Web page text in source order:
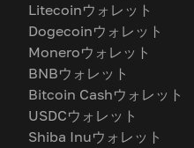
Litecoinウォレット
Dogecoinウォレット
Moneroウォレット
BNBウォレット
Bitcoin Cashウォレット
USDCウォレット
Shiba Inuウォレット